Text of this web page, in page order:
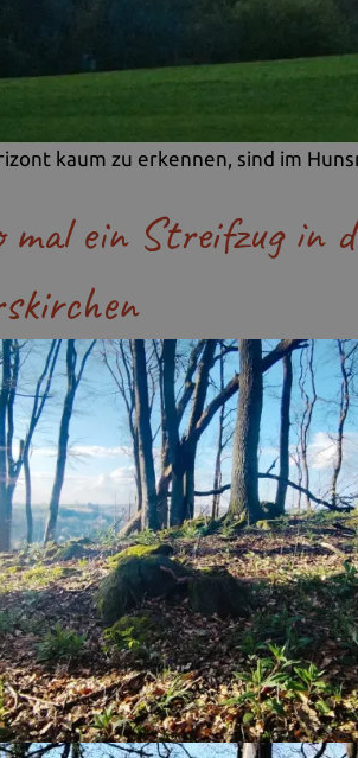
kaum zu erkennen, sind im
mal ein Streifzug in